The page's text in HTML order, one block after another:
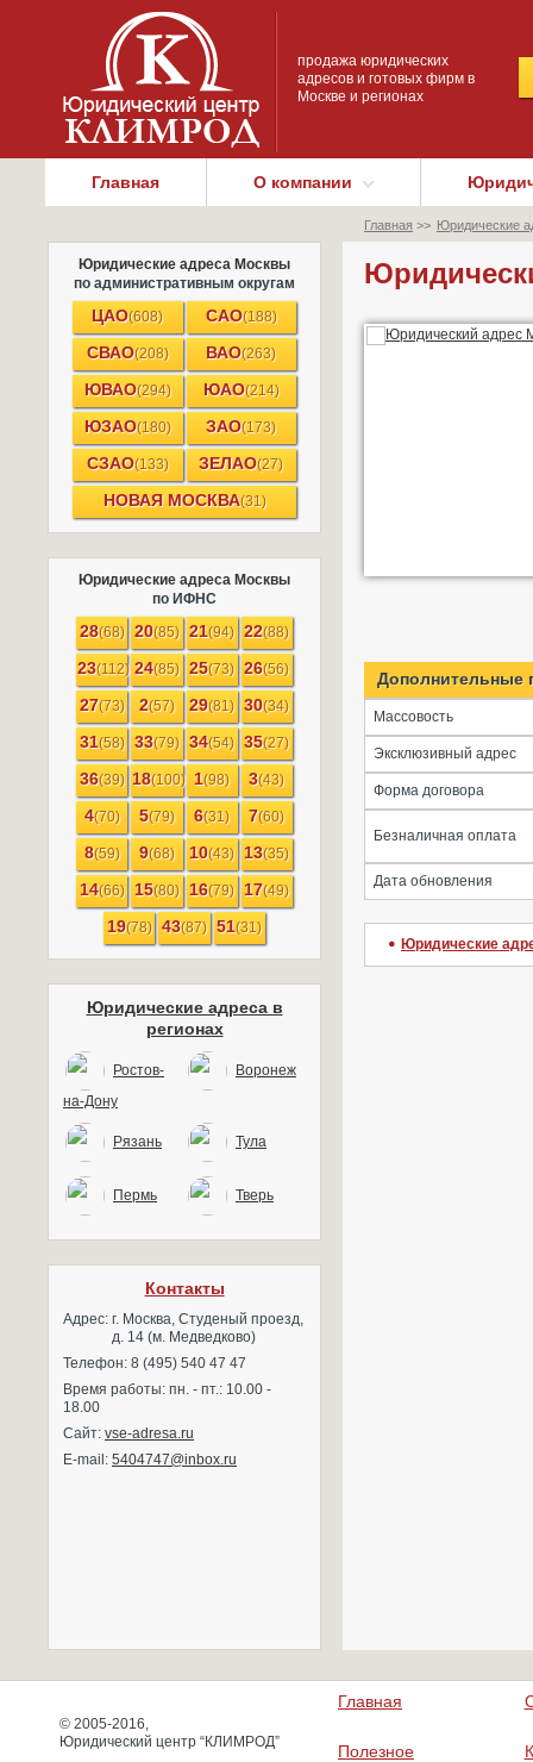
продажа юридических
адресов и готовых фирм в
Москве и регионах
Главная О компании
Юридические адреса Москвы
по административным округам
ЦАО(608) САО(188)
СВАО(208) ВАО(263)
ЮВАО(294) ЮАО(214)
ЮЗАО(180) ЗАО(173)
СЗАО(133) ЗЕЛАО(27)
НОВАЯ МОСКВА(31)
Юридические адреса Москвы
по ИФНС
28(68) 20(85) 21(94) 22(88)
23(112) 24(85) 25(73) 26(56)
27(73) 2(57) 29(81) 30(34)
31(58) 33(79) 34(54) 35(27)
36(39) 18(100) 1(98) 3(43)
4(70) 5(79) 6(31) 7(60)
8(59) 9(68) 10(43) 13(35)
14(66) 15(80) 16(79) 17(49)
19(78) 43(87) 51(31)
Юридические адреса в
регионах
Ростов-
на-Дону
Воронеж
Рязань Тула
Пермь Тверь
Контакты
Адрес: г. Москва, Студеный проезд,
д. 14 (м. Медведково)
Телефон: 8 (495) 540 47 47
Время работы: пн. - пт.: 10.00 -
18.00
Сайт: vse-adresa.ru
E-mail: 5404747@inbox.ru
Главная >> Юридические
Дополнительные
Массовость
Эксклюзивный адрес
Форма договора
Безналичная оплата
Дата обновления
Юридические
© 2005-2016,
Юридический центр “КЛИМРОД”
Главная
Полезное